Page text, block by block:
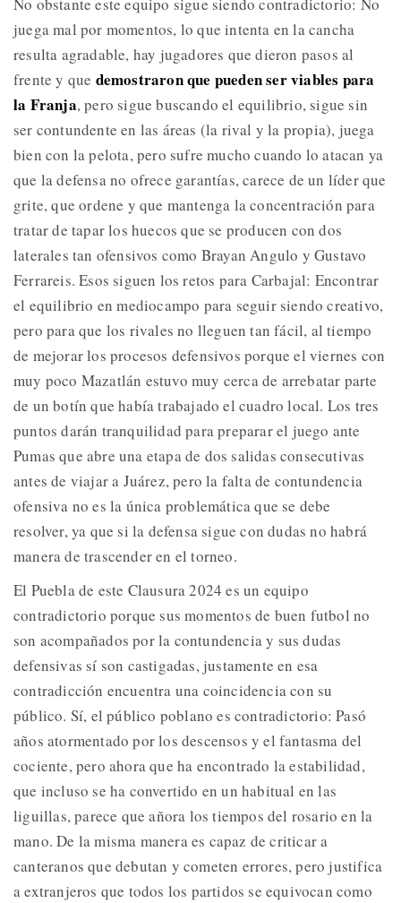
No obstante este equipo sigue siendo contradictorio: No
juega mal por momentos, lo que intenta en la cancha
resulta agradable, hay jugadores que dieron pasos al
frente y que demostraron que pueden ser viables para
la Franja, pero sigue buscando el equilibrio, sigue sin
ser contundente en las áreas (la rival y la propia), juega
bien con la pelota, pero sufre mucho cuando lo atacan ya
que la defensa no ofrece garantías, carece de un líder que
grite, que ordene y que mantenga la concentración para
tratar de tapar los huecos que se producen con dos
laterales tan ofensivos como Brayan Angulo y Gustavo
Ferrareis. Esos siguen los retos para Carbajal: Encontrar
el equilibrio en mediocampo para seguir siendo creativo,
pero para que los rivales no lleguen tan fácil, al tiempo
de mejorar los procesos defensivos porque el viernes con
muy poco Mazatlán estuvo muy cerca de arrebatar parte
de un botín que había trabajado el cuadro local. Los tres
puntos darán tranquilidad para preparar el juego ante
Pumas que abre una etapa de dos salidas consecutivas
antes de viajar a Juárez, pero la falta de contundencia
ofensiva no es la única problemática que se debe
resolver, ya que si la defensa sigue con dudas no habrá
manera de trascender en el torneo.
El Puebla de este Clausura 2024 es un equipo
contradictorio porque sus momentos de buen futbol no
son acompañados por la contundencia y sus dudas
defensivas sí son castigadas, justamente en esa
contradicción encuentra una coincidencia con su
público. Sí, el público poblano es contradictorio: Pasó
años atormentado por los descensos y el fantasma del
cociente, pero ahora que ha encontrado la estabilidad,
que incluso se ha convertido en un habitual en las
liguillas, parece que añora los tiempos del rosario en la
mano. De la misma manera es capaz de criticar a
canteranos que debutan y cometen errores, pero justifica
a extranjeros que todos los partidos se equivocan como